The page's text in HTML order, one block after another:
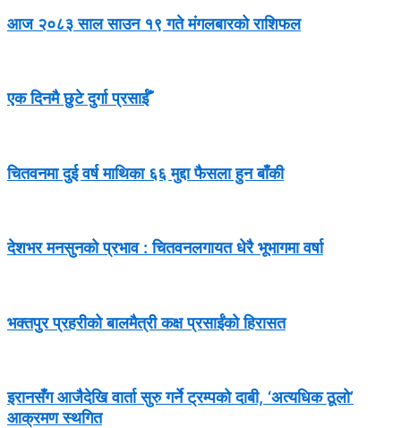
आज २०८३ साल साउन १९ गते मंगलबारको राशिफल
एक दिनमै छुटे दुर्गा प्रसाईँ
चितवनमा दुई वर्ष माथिका ६६ मुद्दा फैसला हुन बाँकी
देशभर मनसुनको प्रभाव : चितवनलगायत धेरै भूभागमा वर्षा
भक्तपुर प्रहरीको बालमैत्री कक्ष प्रसाईंको हिरासत
इरानसँग आजैदेखि वार्ता सुरु गर्ने ट्रम्पको दाबी, ‘अत्यधिक ठूलो’
आक्रमण स्थगित